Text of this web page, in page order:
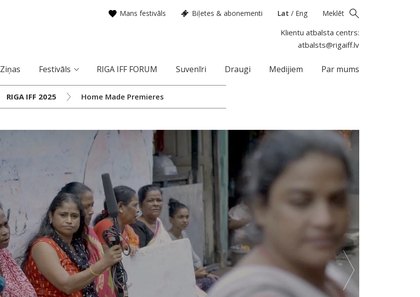
Mans festivāls Biļetes & abonementi Lat / Eng Meklēt
Klientu atbalsta centrs:
atbalsts@rigaiff.lv
Ziņas Festivāls RIGA IFF FORUM Suvenīri Draugi Medijiem Par mums
RIGA IFF 2025 Home Made Premieres